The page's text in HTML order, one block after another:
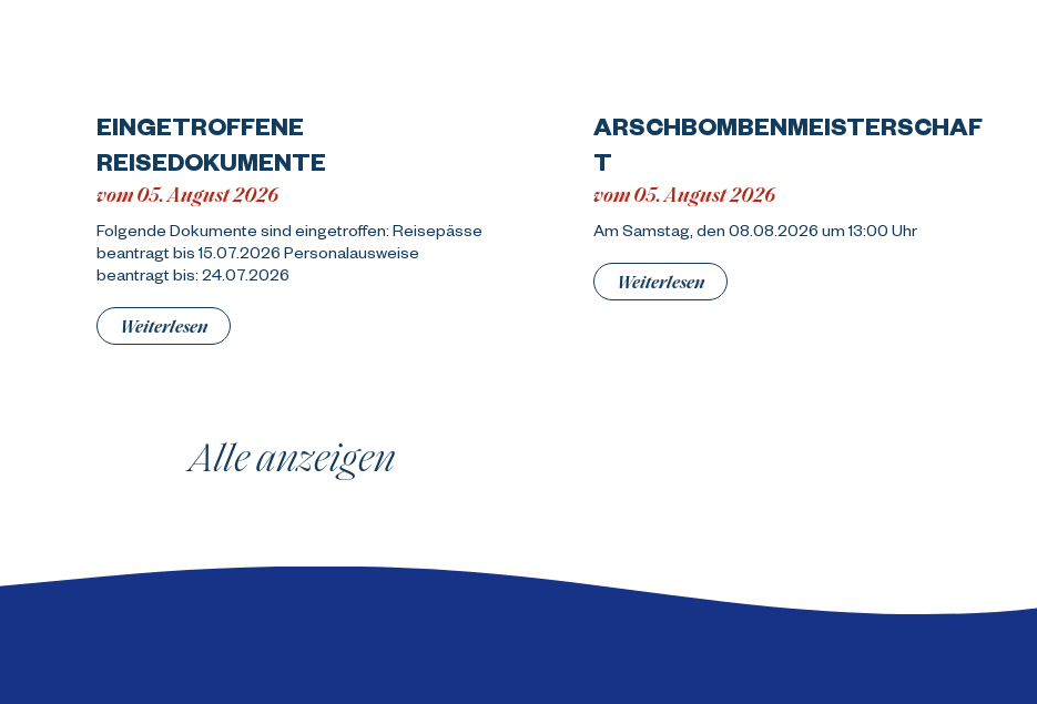
EINGETROFFENE
REISEDOKUMENTE
vom 05. August 2026
Folgende Dokumente sind eingetroffen: Reisepässe
beantragt bis 15.07.2026 Personalausweise
beantragt bis: 24.07.2026
Weiterlesen
ARSCHBOMBENMEISTERSCHAF
T
vom 05. August 2026
Am Samstag, den 08.08.2026 um 13:00 Uhr
Weiterlesen
Alle anzeigen